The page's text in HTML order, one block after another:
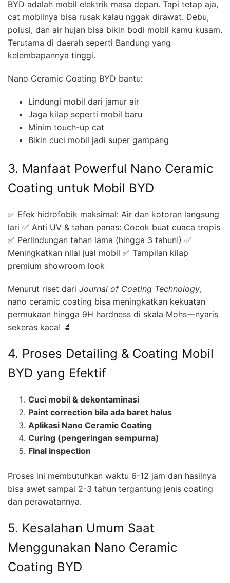
BYD adalah mobil elektrik masa depan. Tapi tetap aja,
cat mobilnya bisa rusak kalau nggak dirawat. Debu,
polusi, dan air hujan bisa bikin bodi mobil kamu kusam.
Terutama di daerah seperti Bandung yang
kelembapannya tinggi.
Nano Ceramic Coating BYD bantu:
Lindungi mobil dari jamur air
Jaga kilap seperti mobil baru
Minim touch-up cat
Bikin cuci mobil jadi super gampang
3. Manfaat Powerful Nano Ceramic
Coating untuk Mobil BYD
✅ Efek hidrofobik maksimal: Air dan kotoran langsung
lari ✅ Anti UV & tahan panas: Cocok buat cuaca tropis
✅ Perlindungan tahan lama (hingga 3 tahun!) ✅
Meningkatkan nilai jual mobil ✅ Tampilan kilap
premium showroom look
Menurut riset dari Journal of Coating Technology,
nano ceramic coating bisa meningkatkan kekuatan
permukaan hingga 9H hardness di skala Mohs—nyaris
sekeras kaca! 🔬
4. Proses Detailing & Coating Mobil
BYD yang Efektif
Cuci mobil & dekontaminasi
Paint correction bila ada baret halus
Aplikasi Nano Ceramic Coating
Curing (pengeringan sempurna)
Final inspection
Proses ini membutuhkan waktu 6-12 jam dan hasilnya
bisa awet sampai 2-3 tahun tergantung jenis coating
dan perawatannya.
5. Kesalahan Umum Saat
Menggunakan Nano Ceramic
Coating BYD